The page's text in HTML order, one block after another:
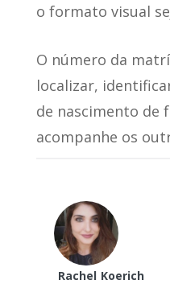
o formato visual
O número da
localizar,
de nascimento de
acompanhe os
Rachel Koerich